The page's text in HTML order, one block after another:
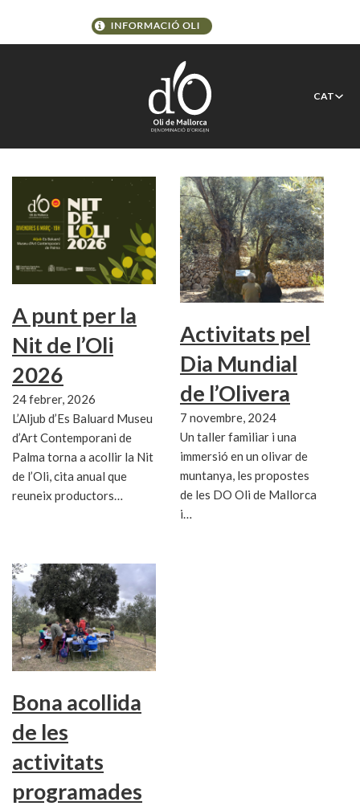
CAT
S’Oliera de Son
Catiu
A punt per la
Nit de l’Oli
2026
24 febrer, 2026
L’Aljub d’Es Baluard Museu
d’Art Contemporani de
Palma torna a acollir la Nit
de l’Oli, cita anual que
reuneix productors…
Activitats pel
Dia Mundial
de l’Olivera
7 novembre, 2024
Un taller familiar i una
immersió en un olivar de
muntanya, les propostes
de les DO Oli de Mallorca
i…
Bona acollida
de les
activitats
programades